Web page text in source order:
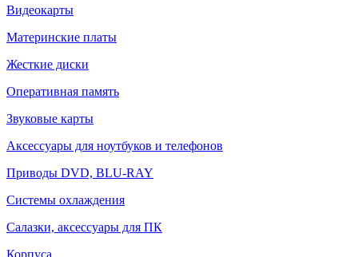
Видеокарты
Материнские платы
Жесткие диски
Оперативная память
Звуковые карты
Аксессуары для ноутбуков и телефонов
Приводы DVD, BLU-RAY
Системы охлаждения
Салазки, аксессуары для ПК
Корпуса